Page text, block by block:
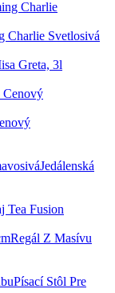
Charlie Svetlosivá
Greta, 3l
Jedálenská
Tea Fusion
Regál Z Masívu
Písací Stôl Pre